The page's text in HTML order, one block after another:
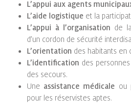
L’appui aux agents
L’aide logistique et la
L’appui à l’organisation de
d’un cordon de sécurité
L’orientation des habitants en
L’identification des
des secours.
Une assistance médicale ou
pour les réservistes aptes.